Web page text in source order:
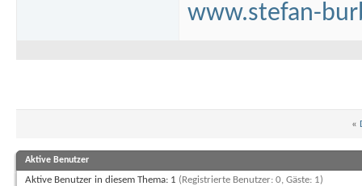
www.stefan-
«
Aktive Benutzer
Aktive Benutzer in diesem Thema: 1 (Registrierte Benutzer: 0, Gäste: 1)